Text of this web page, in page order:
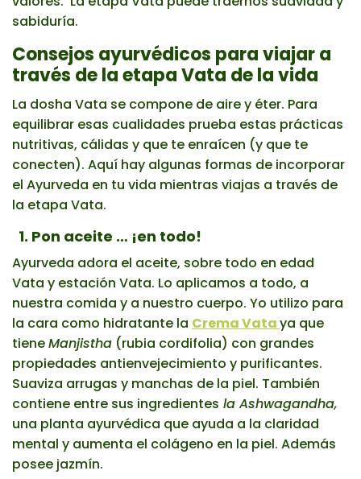
sabiduría.
Consejos ayurvédicos para viajar a
través de la etapa Vata de la vida
La dosha Vata se compone de aire y éter. Para
equilibrar esas cualidades prueba estas prácticas
nutritivas, cálidas y que te enraícen (y que te
conecten). Aquí hay algunas formas de incorporar
el Ayurveda en tu vida mientras viajas a través de
la etapa Vata.
1. Pon aceite … ¡en todo!
Ayurveda adora el aceite, sobre todo en edad
Vata y estación Vata. Lo aplicamos a todo, a
nuestra comida y a nuestro cuerpo. Yo utilizo para
la cara como hidratante la Crema Vataya que
tieneManjistha (rubia cordifolia) con grandes
propiedades antienvejecimiento y purificantes.
Suaviza arrugas y manchas de la piel. También
contiene entre sus ingredientes la Ashwagandha,
una planta ayurvédica que ayuda a la claridad
mental y aumenta el colágeno en la piel. Además
posee jazmín.